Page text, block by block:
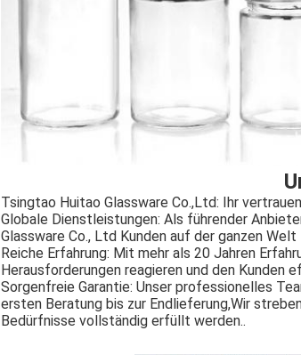
Tsingtao Huitao Glassware Co.,Ltd: Ihr
Globale Dienstleistungen: Als führender
Glassware Co., Ltd Kunden auf der ganzen
Reiche Erfahrung: Mit mehr als 20 Jahren
Herausforderungen reagieren und den Kunden
Sorgenfreie Garantie: Unser professionelles
ersten Beratung bis zur Endlieferung,Wir
Bedürfnisse vollständig erfüllt werden..